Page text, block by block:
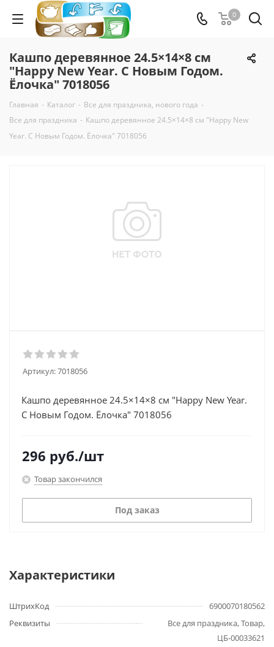
0
Кашпо деревянное 24.5×14×8 см
"Happy New Year. С Новым Годом.
Ёлочка" 7018056
Главная - Каталог - Все для праздника, нового года -
Все для праздника - Кашпо деревянное 24.5×14×8 см "Happy New
Year. С Новым Годом. Ёлочка" 7018056
Артикул:7018056
Кашпо деревянное 24.5×14×8 см "Happy New Year.
С Новым Годом. Ёлочка" 7018056
296 руб./шт
Товар закончился
Под заказ
Характеристики
ШтрихКод
6900070180562
Реквизиты
Все для праздника, Товар,
ЦБ-00033621